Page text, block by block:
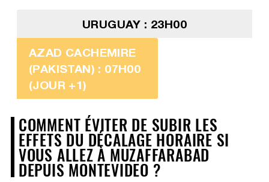
URUGUAY : 23H00
AZAD CACHEMIRE
(PAKISTAN) : 07H00
(JOUR +1)
COMMENT ÉVITER DE SUBIR LES
EFFETS DU DÉCALAGE HORAIRE SI
VOUS ALLEZ À MUZAFFARABAD
DEPUIS MONTEVIDEO ?